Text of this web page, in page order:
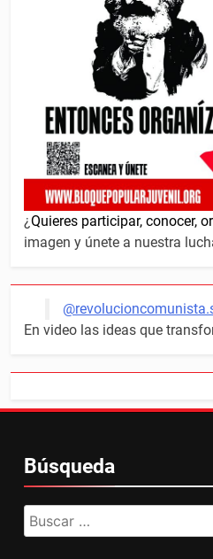
¿Quieres participar, conocer,
imagen y únete a nuestra
En video las ideas que
Búsqueda
Buscar: